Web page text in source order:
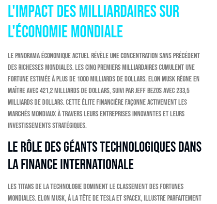
L'impact des milliardaires sur
l'économie mondiale
Le panorama économique actuel révèle une concentration sans précédent
des richesses mondiales. Les cinq premiers milliardaires cumulent une
fortune estimée à plus de 1000 milliards de dollars. Elon Musk règne en
maître avec 421,2 milliards de dollars, suivi par Jeff Bezos avec 233,5
milliards de dollars. Cette élite financière façonne activement les
marchés mondiaux à travers leurs entreprises innovantes et leurs
investissements stratégiques.
Le rôle des géants technologiques dans
la finance internationale
Les titans de la technologie dominent le classement des fortunes
mondiales. Elon Musk, à la tête de Tesla et SpaceX, illustre parfaitement